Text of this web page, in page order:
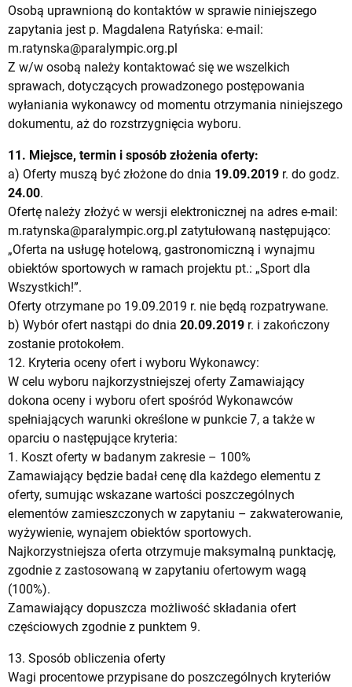
Osobą uprawnioną do kontaktów w sprawie niniejszego
zapytania jest p. Magdalena Ratyńska: e-mail:
m.ratynska@paralympic.org.pl
Z w/w osobą należy kontaktować się we wszelkich
sprawach, dotyczących prowadzonego postępowania
wyłaniania wykonawcy od momentu otrzymania niniejszego
dokumentu, aż do rozstrzygnięcia wyboru.
11. Miejsce, termin i sposób złożenia oferty:
a) Oferty muszą być złożone do dnia 19.09.2019 r. do godz.
24.00.
Ofertę należy złożyć w wersji elektronicznej na adres e-mail:
m.ratynska@paralympic.org.pl zatytułowaną następująco:
„Oferta na usługę hotelową, gastronomiczną i wynajmu
obiektów sportowych w ramach projektu pt.: „Sport dla
Wszystkich!”.
Oferty otrzymane po 19.09.2019 r. nie będą rozpatrywane.
b) Wybór ofert nastąpi do dnia 20.09.2019 r. i zakończony
zostanie protokołem.
12. Kryteria oceny ofert i wyboru Wykonawcy:
W celu wyboru najkorzystniejszej oferty Zamawiający
dokona oceny i wyboru ofert spośród Wykonawców
spełniających warunki określone w punkcie 7, a także w
oparciu o następujące kryteria:
1. Koszt oferty w badanym zakresie – 100%
Zamawiający będzie badał cenę dla każdego elementu z
oferty, sumując wskazane wartości poszczególnych
elementów zamieszczonych w zapytaniu – zakwaterowanie,
wyżywienie, wynajem obiektów sportowych.
Najkorzystniejsza oferta otrzymuje maksymalną punktację,
zgodnie z zastosowaną w zapytaniu ofertowym wagą
(100%).
Zamawiający dopuszcza możliwość składania ofert
częściowych zgodnie z punktem 9.
13. Sposób obliczenia oferty
Wagi procentowe przypisane do poszczególnych kryteriów